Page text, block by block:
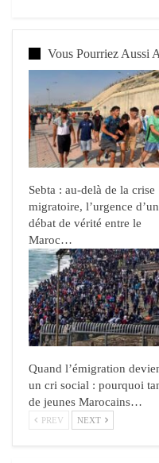
Vous Pourriez Aussi
Sebta : au-delà de la crise
migratoire, l’urgence d’un
débat de vérité entre le
Maroc…
Quand l’émigration
un cri social : pourquoi
de jeunes Marocains…
PREV NEXT